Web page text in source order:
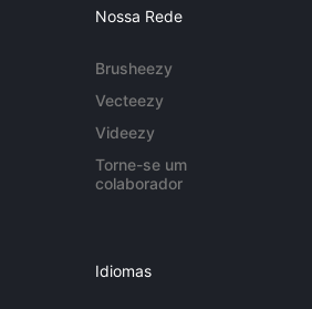
Nossa Rede
Brusheezy
Vecteezy
Videezy
Torne-se um
colaborador
Idiomas